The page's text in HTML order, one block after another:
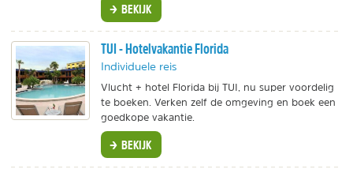
BEKIJK
TUI - Hotelvakantie Florida
Individuele reis
Vlucht + hotel Florida bij TUI, nu super voordelig
te boeken. Verken zelf de omgeving en boek een
goedkope vakantie.
BEKIJK